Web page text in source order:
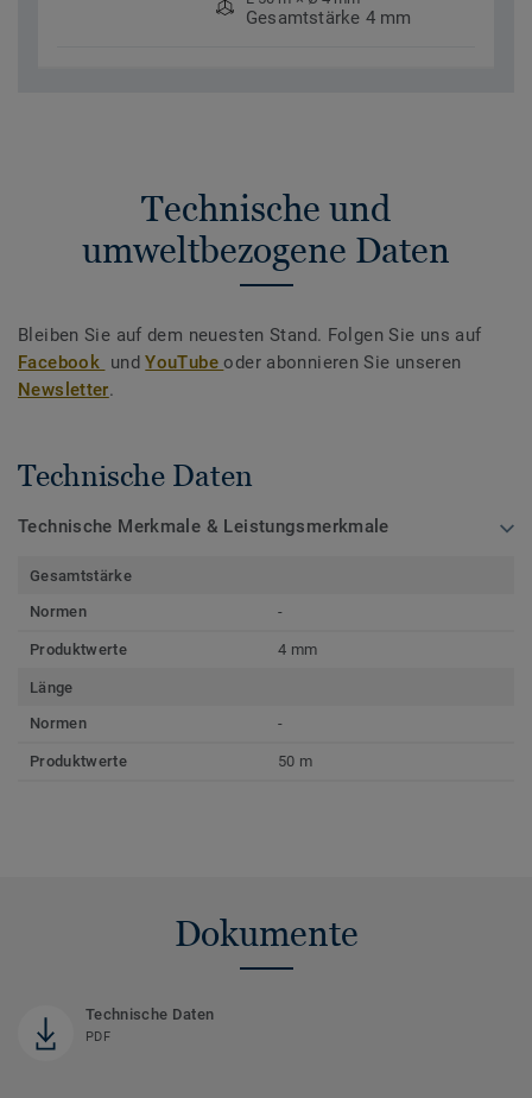
Gesamtstärke 4 mm
Technische und
umweltbezogene Daten
Bleiben Sie auf dem neuesten Stand. Folgen Sie uns auf
Facebook undYouTubeoder abonnieren Sie unseren
Newsletter.
Technische Daten
Technische Merkmale & Leistungsmerkmale
Gesamtstärke
Normen
-
Produktwerte 4 mm
Länge
Normen
-
Produktwerte 50 m
Dokumente
Technische Daten
PDF